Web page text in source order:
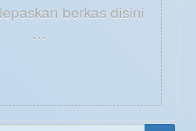
berkas disini
…